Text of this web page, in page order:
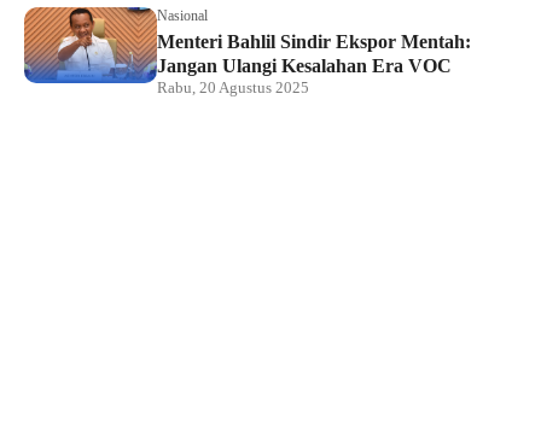
Nasional
Menteri Bahlil Sindir Ekspor Mentah:
Jangan Ulangi Kesalahan Era VOC
Rabu, 20 Agustus 2025